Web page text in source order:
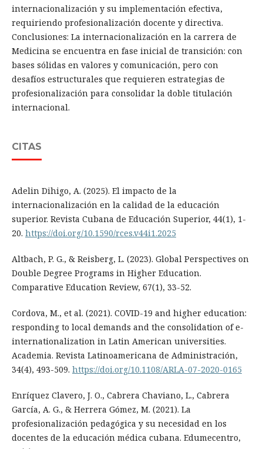
internacionalización y su implementación efectiva,
requiriendo profesionalización docente y directiva.
Conclusiones: La internacionalización en la carrera de
Medicina se encuentra en fase inicial de transición: con
bases sólidas en valores y comunicación, pero con
desafíos estructurales que requieren estrategias de
profesionalización para consolidar la doble titulación
internacional.
CITAS
Adelin Dihigo, A. (2025). El impacto de la
internacionalización en la calidad de la educación
superior. Revista Cubana de Educación Superior, 44(1), 1-
20. https://doi.org/10.1590/rces.v44i1.2025
Altbach, P. G., & Reisberg, L. (2023). Global Perspectives on
Double Degree Programs in Higher Education.
Comparative Education Review, 67(1), 33-52.
Cordova, M., et al. (2021). COVID-19 and higher education:
responding to local demands and the consolidation of e-
internationalization in Latin American universities.
Academia. Revista Latinoamericana de Administración,
34(4), 493-509. https://doi.org/10.1108/ARLA-07-2020-0165
Enríquez Clavero, J. O., Cabrera Chaviano, L., Cabrera
García, A. G., & Herrera Gómez, M. (2021). La
profesionalización pedagógica y su necesidad en los
docentes de la educación médica cubana. Edumecentro,